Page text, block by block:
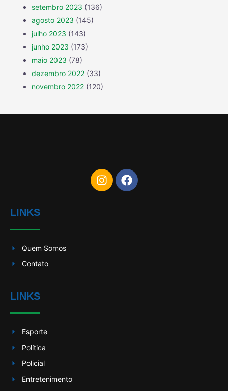
setembro 2023 (136)
agosto 2023 (145)
julho 2023 (143)
junho 2023 (173)
maio 2023 (78)
dezembro 2022 (33)
novembro 2022 (120)
LINKS
Quem Somos
Contato
LINKS
Esporte
Política
Policial
Entretenimento